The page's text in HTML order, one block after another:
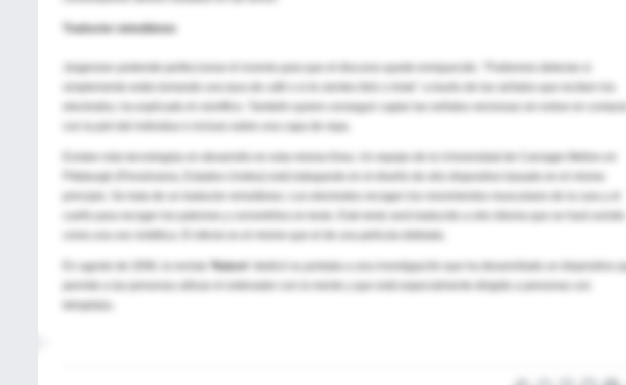
Traductor simultáneo
Jorgensen pretende perfeccionar el invento para que el discurso quede enriquecido. "Podremos detectar si
electrodos, ha explicado el científico. También quiere conseguir captar las señales nerviosas sin entrar en
con la piel del individuo e incluso sobre una capa de ropa.
Existen más tecnologías en desarrollo en esta misma línea. Un equipo de la Universidad de Carnagie Mellon en
principio. Se trata de un traductor simultáneo. Los electrodos recogen los movimientos musculares de la cara y el
cuello para recoger los patrones y convertirlos en texto. Este texto será traducido a otro idioma que se hará sonido
En agosto de 2006, la revista 'Nature'
dedicó su portada a una investigación que ha desarrollado un dispositivo
permite a las personas utilizar el ordenador con la mente y que está especialmente dirigido a personas con
tetraplejia.